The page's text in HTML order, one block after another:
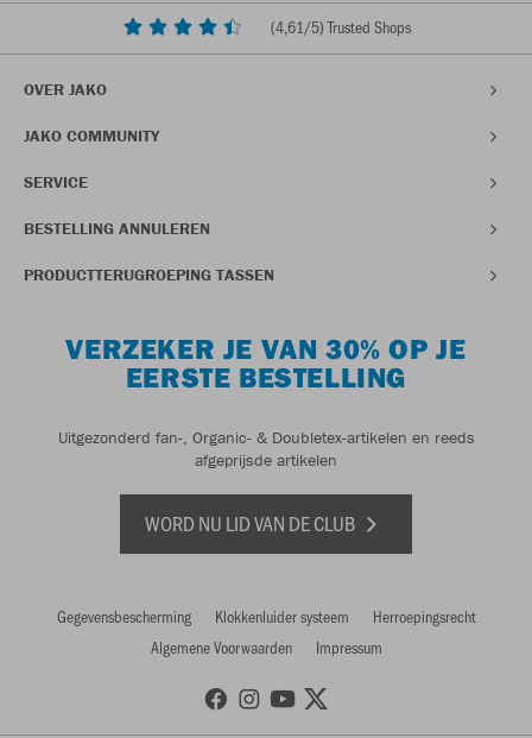
(4,61/5) Trusted Shops
OVER JAKO
JAKO COMMUNITY
SERVICE
BESTELLING ANNULEREN
PRODUCTTERUGROEPING TASSEN
VERZEKER JE VAN 30% OP JE
EERSTE BESTELLING
Uitgezonderd fan-, Organic- & Doubletex-artikelen en reeds
afgeprijsde artikelen
WORD NU LID VAN DE CLUB
Gegevensbescherming Klokkenluider systeem
Herroepingsrecht
Algemene Voorwaarden
Impressum